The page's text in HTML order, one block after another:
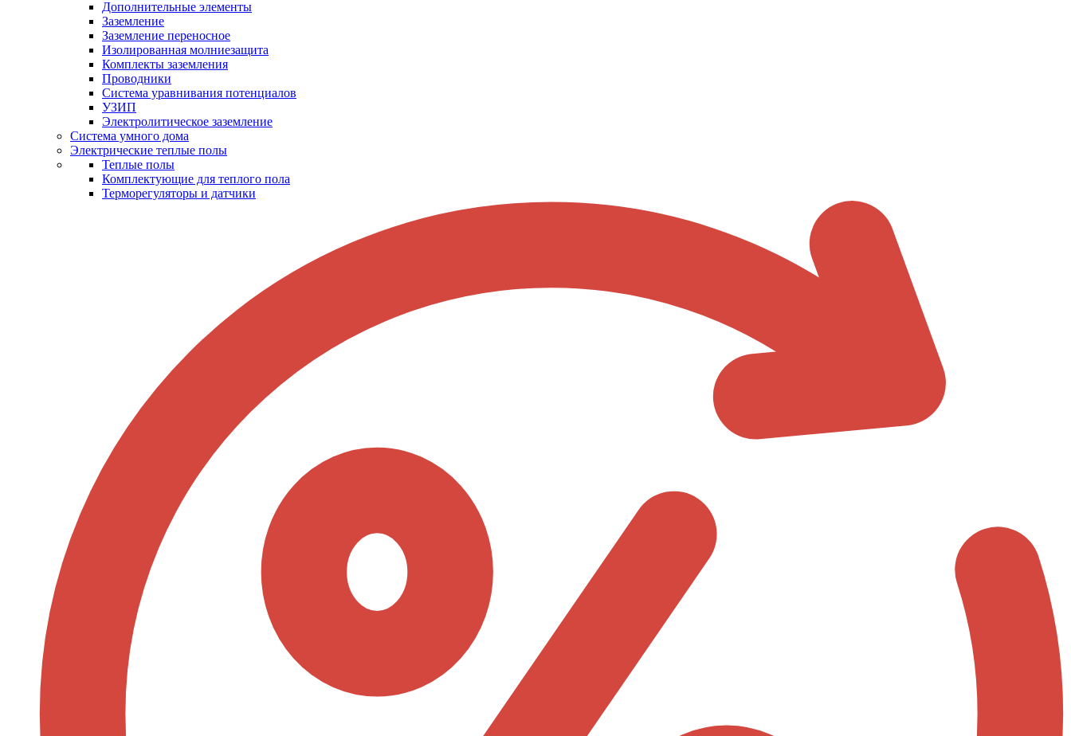
Дополнительные элементы
Заземление
Заземление переносное
Изолированная молниезащита
Комплекты заземления
Проводники
Система уравнивания потенциалов
УЗИП
Электролитическое заземление
Система умного дома
Электрические теплые полы
Теплые полы
Комплектующие для теплого пола
Терморегуляторы и датчики